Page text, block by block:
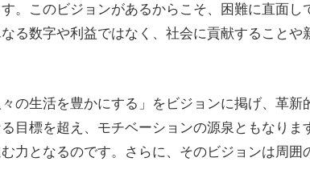
。このビジョンがあるからこそ、困難に直面
る数字や利益ではなく、社会に貢献することや
の生活を豊かにする」をビジョンに掲げ、革新
目標を超え、モチベーションの源泉ともなりま
力となるのです。さらに、そのビジョンは周囲